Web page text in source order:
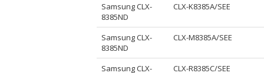
Samsung CLX-
8385ND
CLX-K8385A/SEE
Samsung CLX-
8385ND
CLX-M8385A/SEE
Samsung CLX- CLX-R8385C/SEE